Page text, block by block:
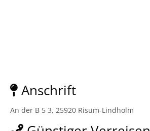
Anschrift
An der B 5 3, 25920 Risum-Lindholm